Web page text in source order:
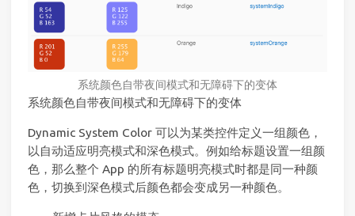
系统颜色自带夜间模式和无障碍下的变体
系统颜色自带夜间模式和无障碍下的变体
Dynamic System Color 可以为某类控件定义一组颜色，
以自动适应明亮模式和深色模式。例如给标题设置一组颜
色，那么整个 App 的所有标题明亮模式时都是同一种颜
色，切换到深色模式后颜色都会变成另一种颜色。